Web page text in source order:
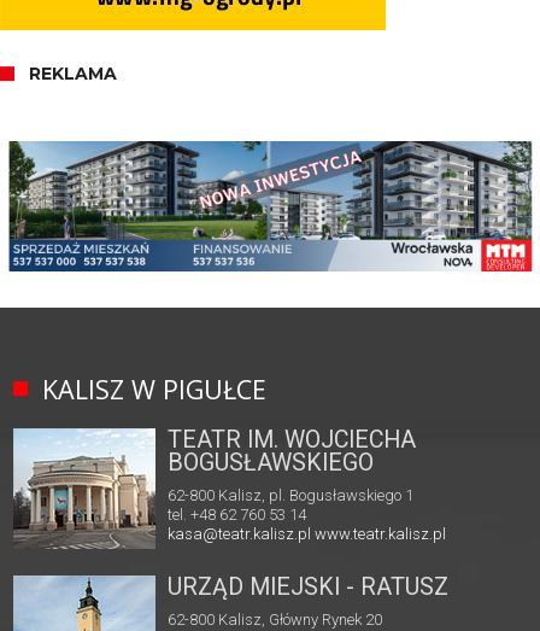
REKLAMA
KALISZ W PIGUŁCE
TEATR IM. WOJCIECHA
BOGUSŁAWSKIEGO
62-800 Kalisz, pl. Bogusławskiego 1
tel. +48 62 760 53 14
kasa@teatr.kalisz.pl www.teatr.kalisz.pl
URZĄD MIEJSKI - RATUSZ
62-800 Kalisz, Główny Rynek 20